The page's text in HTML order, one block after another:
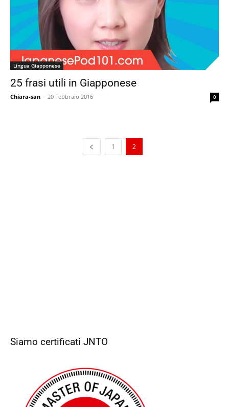
Lingua Giapponese
25 frasi utili in Giapponese
Chiara-san - 20 Febbraio 2016 0
1 2
Siamo certificati JNTO